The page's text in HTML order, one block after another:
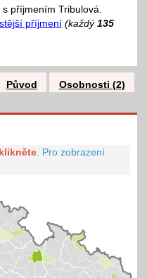
příjmením Tribulová.
příjmení (každý 135
Původ
Osobnosti (2)
klikněte Pro zobrazení